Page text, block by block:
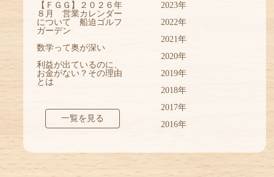
【ＦＧＧ】２０２６年
８月 営業カレンダー
について 船迫ゴルフ
ガーデン
数学って奥が深い
利益が出ているのに、
お金がない？その理由
とは
一覧を見る
2023年
2022年
2021年
2020年
2019年
2018年
2017年
2016年